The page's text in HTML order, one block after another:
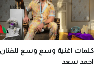
كلمات اغنية وسع وسع للفنان
احمد سعد